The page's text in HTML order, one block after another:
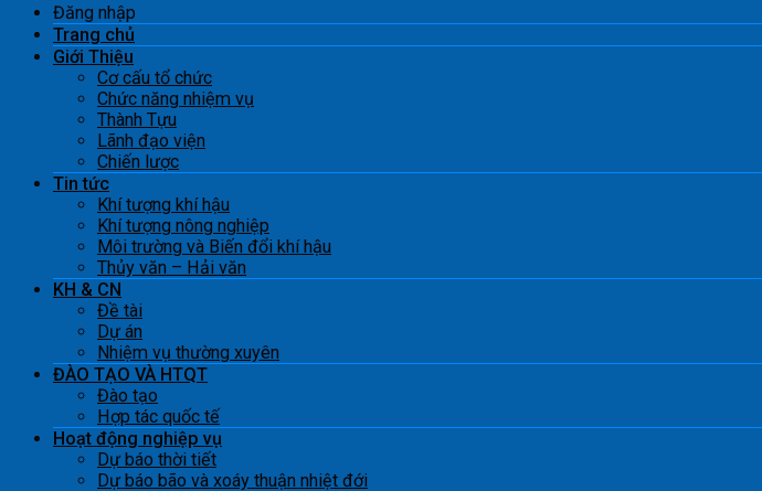
Đăng nhập
Trang chủ
Giới Thiệu
Cơ cấu tổ chức
Chức năng nhiệm vụ
Thành Tựu
Lãnh đạo viện
Chiến lược
Tin tức
Khí tượng khí hậu
Khí tượng nông nghiệp
Môi trường và Biến đổi khí hậu
Thủy văn – Hải văn
KH & CN
Đề tài
Dự án
Nhiệm vụ thường xuyên
ĐÀO TẠO VÀ HTQT
Đào tạo
Hợp tác quốc tế
Hoạt động nghiệp vụ
Dự báo thời tiết
Dự báo bão và xoáy thuận nhiệt đới